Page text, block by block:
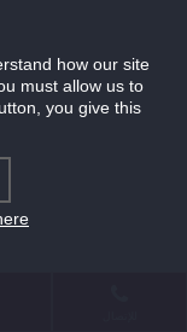
how our site
must allow us to
you give this